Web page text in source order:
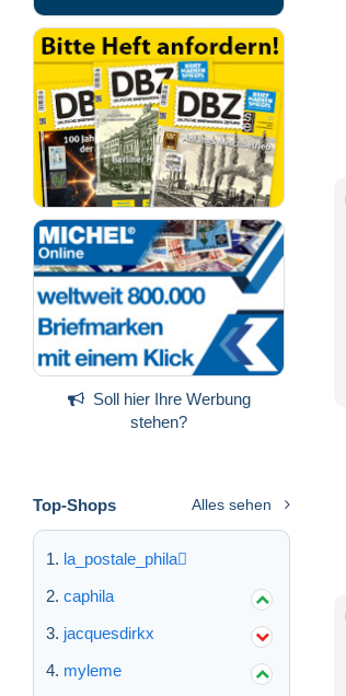
Soll hier Ihre Werbung
stehen?
Top-Shops Alles sehen
la_postale_phila
caphila
jacquesdirkx
myleme